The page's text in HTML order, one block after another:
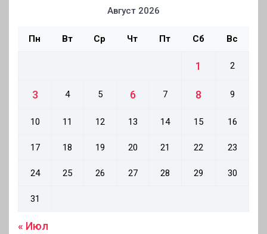
Август 2026
Пн Вт Ср Чт Пт Сб Вс
1 2
3 4 5 6 7 8 9
10 11 12 13 14 15 16
17 18 19 20 21 22 23
24 25 26 27 28 29 30
31
« Июл